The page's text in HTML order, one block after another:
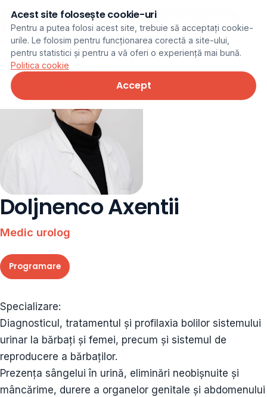
Programare online
Doljnenco Axentii
Medic urolog
Programare
Specializare:
Diagnosticul, tratamentul şi profilaxia bolilor sistemului
urinar la bărbaţi şi femei, precum şi sistemul de
reproducere a bărbaţilor.
Prezenţa sângelui în urină, eliminări neobişnuite şi
mâncărime, durere a organelor genitale şi abdomenului
Acest site folosește cookie-uri
Pentru a putea folosi acest site, trebuie să acceptați cookie-
urile. Le folosim pentru funcționarea corectă a site-ului,
pentru statistici și pentru a vă oferi o experiență mai bună.
Politica cookie
Accept